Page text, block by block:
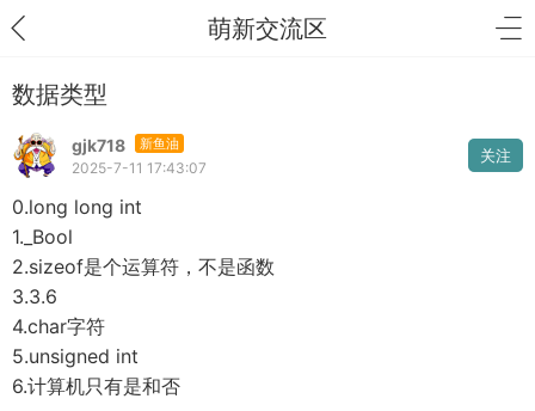
萌新交流区
数据类型
gjk718 新鱼油
2025-7-11 17:43:07
关注
0.long long int
1._Bool
2.sizeof是个运算符，不是函数
3.3.6
4.char字符
5.unsigned int
6.计算机只有是和否